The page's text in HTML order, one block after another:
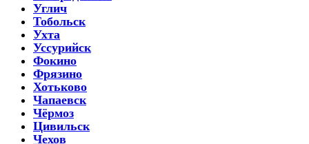
Углич
Тобольск
Ухта
Уссурийск
Фокино
Фрязино
Хотьково
Чапаевск
Чёрмоз
Цивильск
Чехов